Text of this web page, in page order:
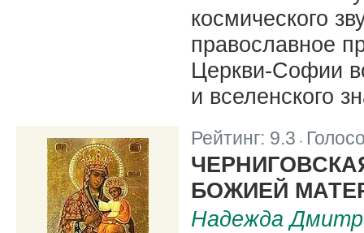
космического
православное
Церкви-Софии
и вселенского
Рейтинг: 9.3
БОЖИЕЙ
Надежда